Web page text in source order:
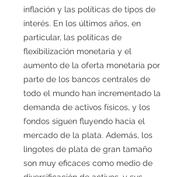
inflación y las políticas de tipos de
interés. En los últimos años, en
particular, las políticas de
flexibilización monetaria y el
aumento de la oferta monetaria por
parte de los bancos centrales de
todo el mundo han incrementado la
demanda de activos físicos, y los
fondos siguen fluyendo hacia el
mercado de la plata. Además, los
lingotes de plata de gran tamaño
son muy eficaces como medio de